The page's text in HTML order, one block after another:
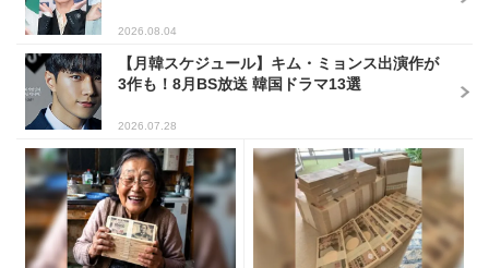
2026.08.04
【月韓スケジュール】キム・ミョンス出演作が
3作も！8月BS放送 韓国ドラマ13選
2026.07.28